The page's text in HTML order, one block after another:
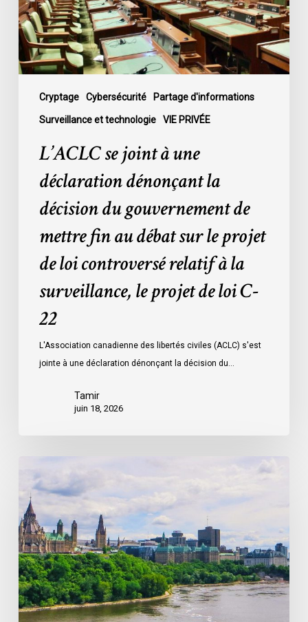
Cryptage Cybersécurité Partage d'informations
Surveillance et technologie VIE PRIVÉE
dénonçant
la
décision
du
gouvernement
mettre
relatif
surveillance,
L’ACLC se joint à une
déclaration dénonçant la
décision du gouvernement de
mettre fin au débat sur le projet
de loi controversé relatif à la
surveillance, le projet de loi C-
22
L'Association canadienne des libertés civiles (ACLC) s'est
jointe à une déclaration dénonçant la décision du…
Tamir
juin 18, 2026
société
civile
appelle
les
dirigeants
politiques
fédéraux
à